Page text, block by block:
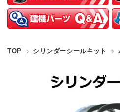
TOP シリンダーシールキット